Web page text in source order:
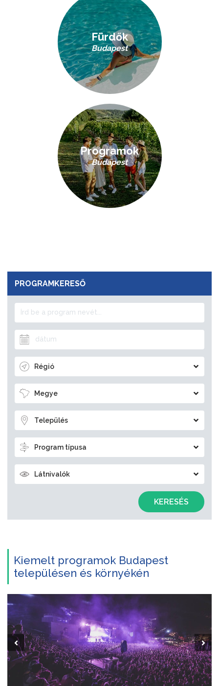
Fürdők
Budapest
Programok
Budapest
PROGRAMKERESŐ
Régió
Megye
Település
Program típusa
Látnivalók
KERESÉS
Kiemelt programok Budapest
településen és környékén